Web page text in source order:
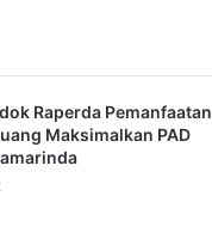
Raperda Pemanfaatan
Maksimalkan PAD